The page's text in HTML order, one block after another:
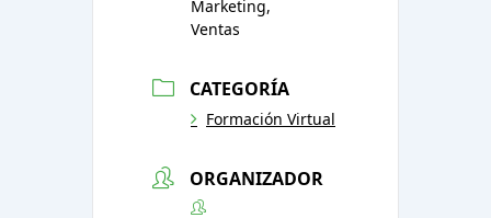
Marketing,
Ventas
CATEGORÍA
Formación Virtual
ORGANIZADOR